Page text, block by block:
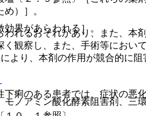
）］。
れるおそれがあり、また、本
観察し、また、手術等におい
より、本剤の作用が競合的に阻
ノアミン酸化酵素阻害剤、三
果があらわれる］。
のある患者では、症状の悪